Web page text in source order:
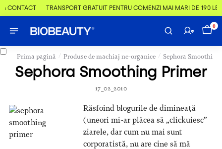
TRANSPORT GRATUIT PENTRU COMENZI MAI MARI DE 190 LEI
0
Prima pagină / Produse de machiaj ne-organice / Sephora
Sephora Smoothing Primer
17_02_2010
Răsfoind blogurile de dimineață
(uneori mi-ar plăcea să „clickuiesc”
ziarele, dar cum nu mai sunt
corporatistă, nu are cine să mă